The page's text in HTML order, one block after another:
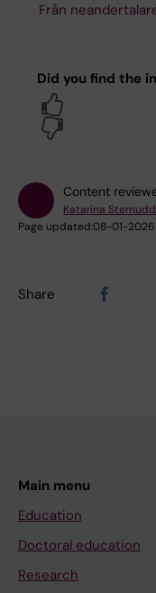
Från
Did you find the
Content
Katarina Sternudd
Page updated:08-01-2026
Share
Main menu
Education
Doctoral education
Research